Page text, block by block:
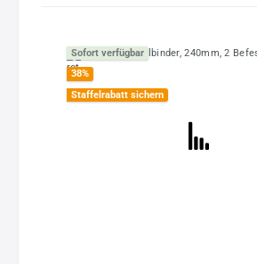
Sofort verfügbar
38%
Staffelrabatt sichern